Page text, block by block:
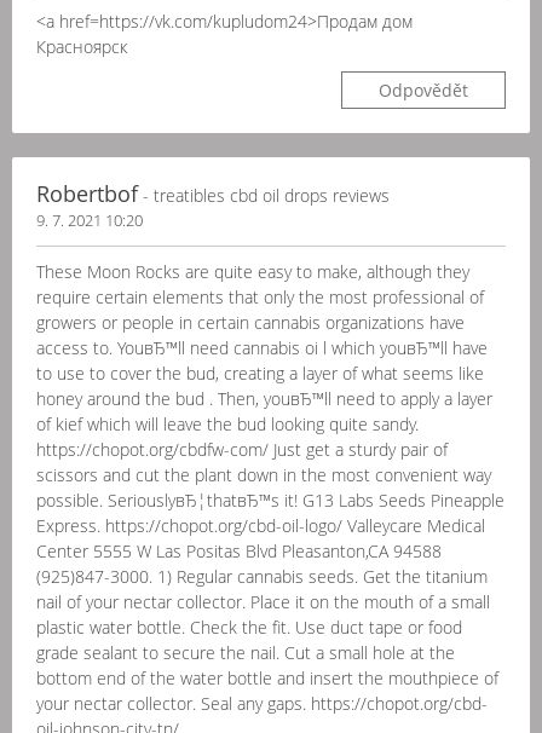
<a href=https://vk.com/kupludom24>Продам дом
Красноярск
Odpovědět
Robertbof- treatibles cbd oil drops reviews
9. 7. 2021 10:20
These Moon Rocks are quite easy to make, although they
require certain elements that only the most professional of
growers or people in certain cannabis organizations have
access to. YouвЂ™ll need cannabis oi l which youвЂ™ll have
to use to cover the bud, creating a layer of what seems like
honey around the bud . Then, youвЂ™ll need to apply a layer
of kief which will leave the bud looking quite sandy.
https://chopot.org/cbdfw-com/ Just get a sturdy pair of
scissors and cut the plant down in the most convenient way
possible. SeriouslyвЂ¦thatвЂ™s it! G13 Labs Seeds Pineapple
Express. https://chopot.org/cbd-oil-logo/ Valleycare Medical
Center 5555 W Las Positas Blvd Pleasanton,CA 94588
(925)847-3000. 1) Regular cannabis seeds. Get the titanium
nail of your nectar collector. Place it on the mouth of a small
plastic water bottle. Check the fit. Use duct tape or food
grade sealant to secure the nail. Cut a small hole at the
bottom end of the water bottle and insert the mouthpiece of
your nectar collector. Seal any gaps. https://chopot.org/cbd-